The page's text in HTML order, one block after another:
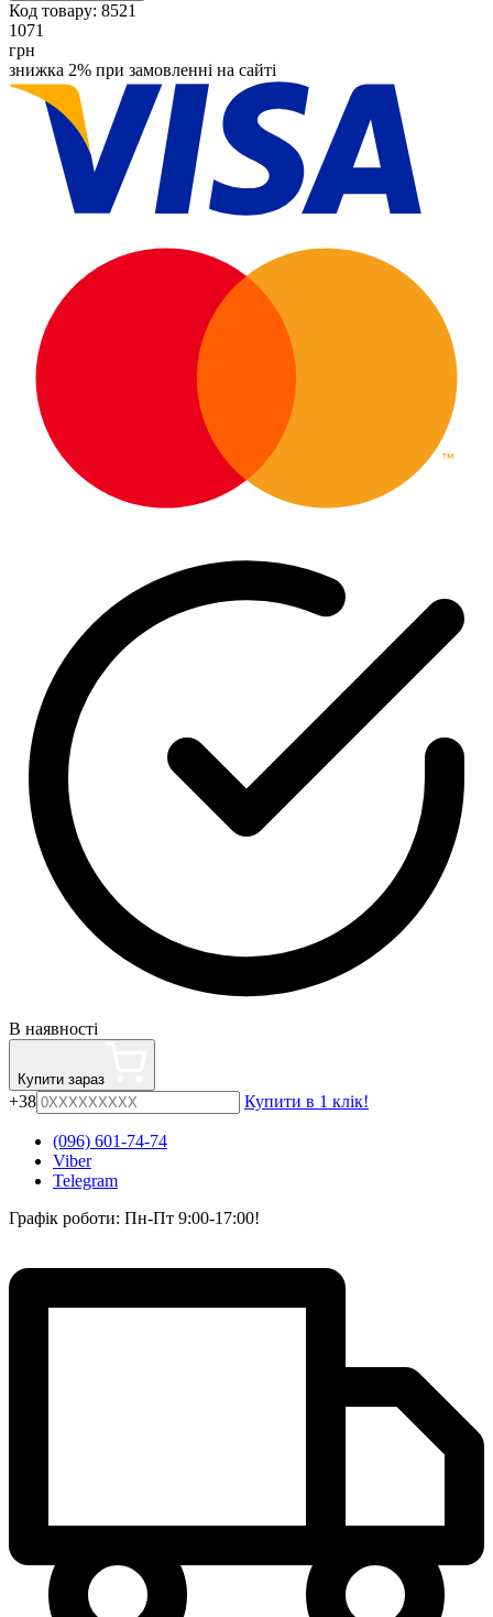
Код товару: 8521
1071
грн
знижка 2% при замовленні на сайті
В наявності
Купити зараз
+38 Купити в 1 клік!
(096) 601-74-74
Viber
Telegram
Графік роботи: Пн-Пт 9:00-17:00!